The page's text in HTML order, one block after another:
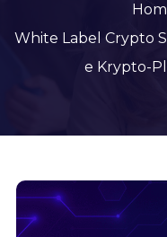
White Label Crypto
e Krypto-